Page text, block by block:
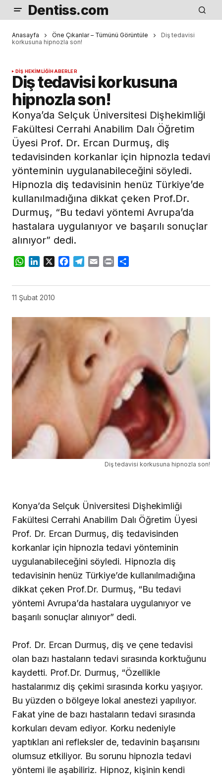
Dentiss.com
Anasayfa Öne Çıkanlar – Tümünü Görüntüle
Diş tedavisi
korkusuna hipnozla son!
DIŞ HEKIMLIĞIHABERLER
Diş tedavisi korkusuna
hipnozla son!
Konya’da Selçuk Üniversitesi Dişhekimliği
Fakültesi Cerrahi Anabilim Dalı Öğretim
Üyesi Prof. Dr. Ercan Durmuş, diş
tedavisinden korkanlar için hipnozla tedavi
yönteminin uygulanabileceğini söyledi.
Hipnozla diş tedavisinin henüz Türkiye’de
kullanılmadığına dikkat çeken Prof.Dr.
Durmuş, “Bu tedavi yöntemi Avrupa’da
hastalara uygulanıyor ve başarılı sonuçlar
alınıyor” dedi.
WhatsApp
LinkedIn
X Facebook
Telegram
Email Print
11 Şubat 2010
Diş tedavisi korkusuna hipnozla son!
Konya’da Selçuk Üniversitesi Dişhekimliği
Fakültesi Cerrahi Anabilim Dalı Öğretim Üyesi
Prof. Dr. Ercan Durmuş, diş tedavisinden
korkanlar için hipnozla tedavi yönteminin
uygulanabileceğini söyledi. Hipnozla diş
tedavisinin henüz Türkiye’de kullanılmadığına
dikkat çeken Prof.Dr. Durmuş, “Bu tedavi
yöntemi Avrupa’da hastalara uygulanıyor ve
başarılı sonuçlar alınıyor” dedi.
Prof. Dr. Ercan Durmuş, diş ve çene tedavisi
olan bazı hastaların tedavi sırasında korktuğunu
kaydetti. Prof.Dr. Durmuş, “Özellikle
hastalarımız diş çekimi sırasında korku yaşıyor.
Bu yüzden o bölgeye lokal anestezi yapılıyor.
Fakat yine de bazı hastaların tedavi sırasında
korkuları devam ediyor. Korku nedeniyle
yaptıkları ani refleksler de, tedavinin başarısını
olumsuz etkiliyor. Bu sorunu hipnozla tedavi
yöntemi ile aşabiliriz. Hipnoz, kişinin kendi